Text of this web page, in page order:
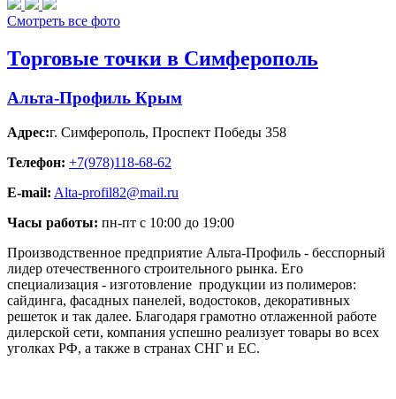
Смотреть все фото
Торговые точки в Симферополь
Альта-Профиль Крым
Адрес:г. Симферополь, Проспект Победы 358
Телефон: +7(978)118-68-62
E-mail: Alta-profil82@mail.ru
Часы работы: пн-пт с 10:00 до 19:00
Производственное предприятие Альта-Профиль - бесспорный
лидер отечественного строительного рынка. Его
специализация - изготовление продукции из полимеров:
сайдинга, фасадных панелей, водостоков, декоративных
решеток и так далее. Благодаря грамотно отлаженной работе
дилерской сети, компания успешно реализует товары во всех
уголках РФ, а также в странах СНГ и ЕС.